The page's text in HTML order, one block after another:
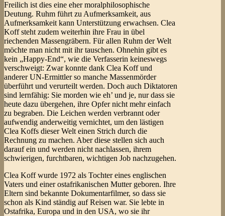
Freilich ist dies eine eher moralphilosophische
Deutung. Ruhm führt zu Aufmerksamkeit, aus
Aufmerksamkeit kann Unterstützung erwachsen. Clea
Koff steht zudem weiterhin ihre Frau in übel
riechenden Massengräbern. Für allen Ruhm der Welt
möchte man nicht mit ihr tauschen. Ohnehin gibt es
kein „Happy-End“, wie die Verfasserin keineswegs
verschweigt: Zwar konnte dank Clea Koff und
anderer UN-Ermittler so manche Massenmörder
überführt und verurteilt werden. Doch auch Diktatoren
sind lernfähig: Sie morden wie eh’ und je, nur dass sie
heute dazu übergehen, ihre Opfer nicht mehr einfach
zu begraben. Die Leichen werden verbrannt oder
aufwendig anderweitig vernichtet, um den lästigen
Clea Koffs dieser Welt einen Strich durch die
Rechnung zu machen. Aber diese stellen sich auch
darauf ein und werden nicht nachlassen, ihrem
schwierigen, furchtbaren, wichtigen Job nachzugehen.
Clea Koff wurde 1972 als Tochter eines englischen
Vaters und einer ostafrikanischen Mutter geboren. Ihre
Eltern sind bekannte Dokumentarfilmer, so dass sie
schon als Kind ständig auf Reisen war. Sie lebte in
Ostafrika, Europa und in den USA, wo sie ihr